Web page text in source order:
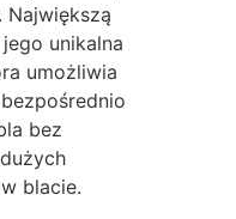
Największą
unikalna
umożliwia
bez
blacie.